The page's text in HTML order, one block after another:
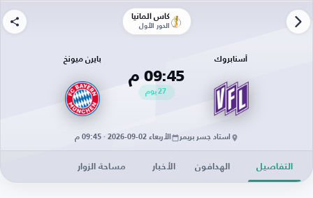
كأس ألمانيا
الدور الأول
أسنابروك
09:45 م
27يوم
بايرن ميونخ
استاد جسر بريمر الأربعاء 02-09-2026 · 09:45 م
التفاصيل الهدافون الأخبار مساحة الزوار